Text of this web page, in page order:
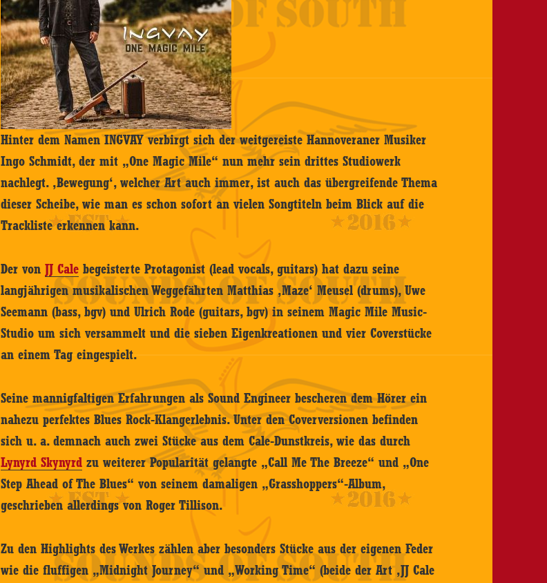
Hinter dem Namen INGVAY verbirgt sich der weitgereiste Hannoveraner Musiker
Ingo Schmidt, der mit „One Magic Mile“ nun mehr sein drittes Studiowerk
nachlegt. ‚Bewegung‘, welcher Art auch immer, ist auch das übergreifende Thema
dieser Scheibe, wie man es schon sofort an vielen Songtiteln beim Blick auf die
Trackliste erkennen kann.
Der vonJJ Cale begeisterte Protagonist (lead vocals, guitars) hat dazu seine
langjährigen musikalischen Weggefährten Matthias ‚Maze‘ Meusel (drums), Uwe
Seemann (bass, bgv) und Ulrich Rode (guitars, bgv) in seinem Magic Mile Music-
Studio um sich versammelt und die sieben Eigenkreationen und vier Coverstücke
an einem Tag eingespielt.
Seine mannigfaltigen Erfahrungen als Sound Engineer bescheren dem Hörer ein
nahezu perfektes Blues Rock-Klangerlebnis. Unter den Coverversionen befinden
sich u. a. demnach auch zwei Stücke aus dem Cale-Dunstkreis, wie das durch
Lynyrd Skynyrd zu weiterer Popularität gelangte „Call Me The Breeze“ und „One
Step Ahead of The Blues“ von seinem damaligen „Grasshoppers“-Album,
geschrieben allerdings von Roger Tillison.
Zu den Highlights des Werkes zählen aber besonders Stücke aus der eigenen Feder
wie die fluffigen „Midnight Journey“ und „Working Time“ (beide der Art ‚JJ Cale